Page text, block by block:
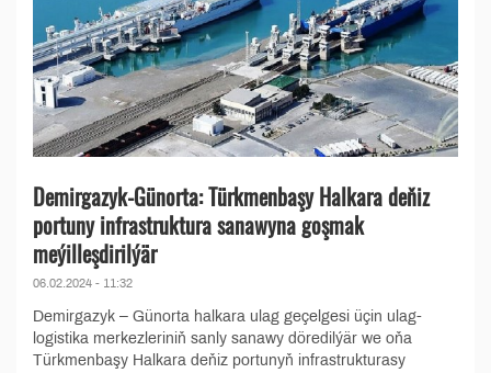
Demirgazyk-Günorta: Türkmenbaşy Halkara deňiz
portuny infrastruktura sanawyna goşmak
meýilleşdirilýär
06.02.2024 - 11:32
Demirgazyk – Günorta halkara ulag geçelgesi üçin ulag-
logistika merkezleriniň sanly sanawy döredilýär we oňa
Türkmenbaşy Halkara deňiz portunyň infrastrukturasy